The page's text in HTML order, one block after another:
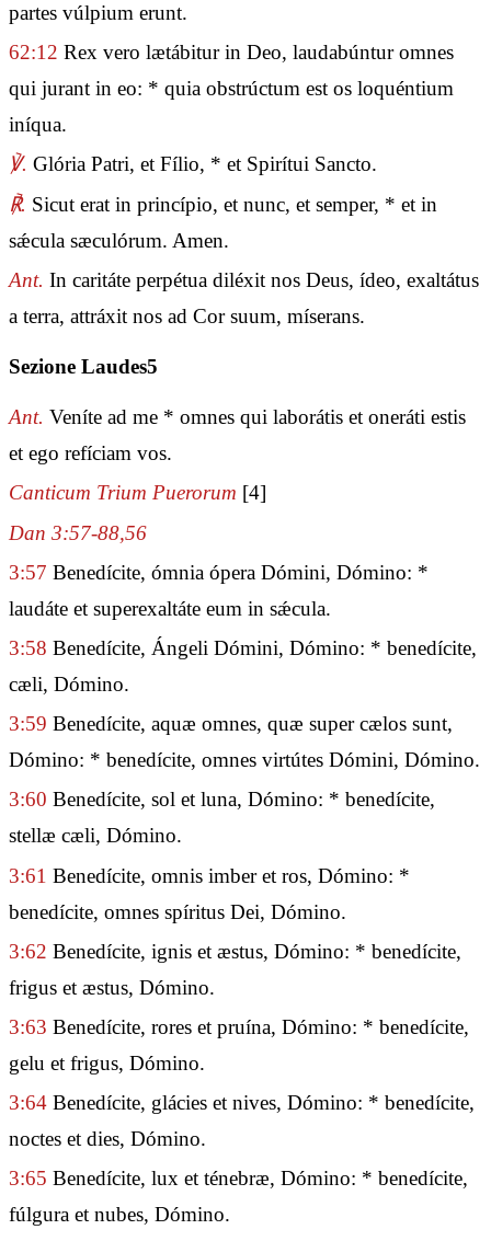
partes vúlpium erunt.
62:12 Rex vero lætábitur in Deo, laudabúntur omnes
qui jurant in eo: * quia obstrúctum est os loquéntium
iníqua.
℣. Glória Patri, et Fílio, * et Spirítui Sancto.
℟. Sicut erat in princípio, et nunc, et semper, * et in
sǽcula sæculórum. Amen.
Ant. In caritáte perpétua diléxit nos Deus, ídeo, exaltátus
a terra, attráxit nos ad Cor suum, míserans.
Sezione Laudes5
Ant. Veníte ad me * omnes qui laborátis et oneráti estis
et ego refíciam vos.
Canticum Trium Puerorum [4]
Dan 3:57-88,56
3:57 Benedícite, ómnia ópera Dómini, Dómino: *
laudáte et superexaltáte eum in sǽcula.
3:58 Benedícite, Ángeli Dómini, Dómino: * benedícite,
cæli, Dómino.
3:59 Benedícite, aquæ omnes, quæ super cælos sunt,
Dómino: * benedícite, omnes virtútes Dómini, Dómino.
3:60 Benedícite, sol et luna, Dómino: * benedícite,
stellæ cæli, Dómino.
3:61 Benedícite, omnis imber et ros, Dómino: *
benedícite, omnes spíritus Dei, Dómino.
3:62 Benedícite, ignis et æstus, Dómino: * benedícite,
frigus et æstus, Dómino.
3:63 Benedícite, rores et pruína, Dómino: * benedícite,
gelu et frigus, Dómino.
3:64 Benedícite, glácies et nives, Dómino: * benedícite,
noctes et dies, Dómino.
3:65 Benedícite, lux et ténebræ, Dómino: * benedícite,
fúlgura et nubes, Dómino.